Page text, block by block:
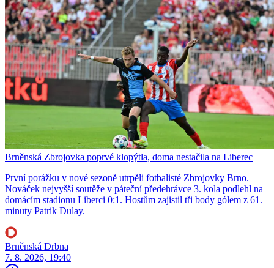
Brněnská Zbrojovka poprvé klopýtla, doma nestačila na Liberec
První porážku v nové sezoně utrpěli fotbalisté Zbrojovky Brno.
Nováček nejvyšší soutěže v páteční předehrávce 3. kola podlehl na
domácím stadionu Liberci 0:1. Hostům zajistil tři body gólem z 61.
minuty Patrik Dulay.
Brněnská Drbna
7. 8. 2026, 19:40